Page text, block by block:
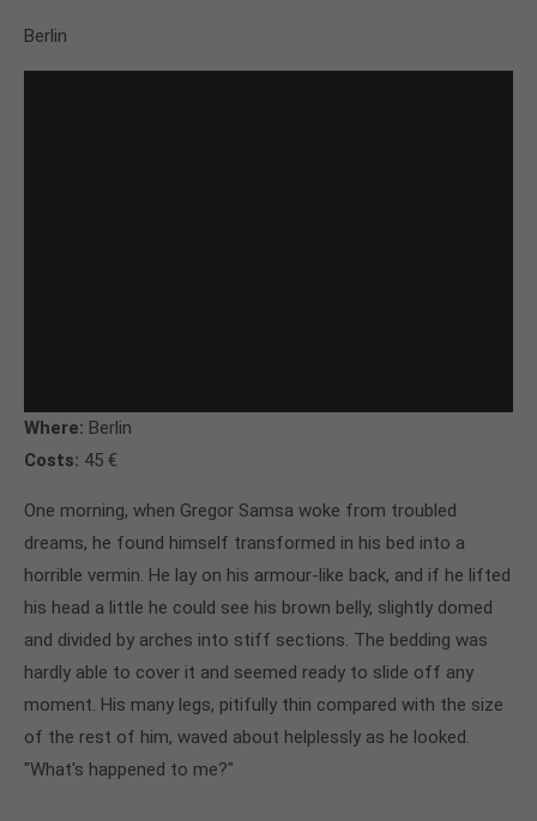
Berlin
Where: Berlin
Costs: 45 €
One morning, when Gregor Samsa woke from troubled
dreams, he found himself transformed in his bed into a
horrible vermin. He lay on his armour-like back, and if he lifted
his head a little he could see his brown belly, slightly domed
and divided by arches into stiff sections. The bedding was
hardly able to cover it and seemed ready to slide off any
moment. His many legs, pitifully thin compared with the size
of the rest of him, waved about helplessly as he looked.
"What's happened to me?"